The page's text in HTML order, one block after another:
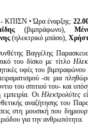
ΚΠΙΣΝ • Ώρα έναρξης:
(βιμπράφωνο),
(ηλεκτρικό μπάσο),
Βαγγέλης
του δίσκο με τίτλο
υφές του
-σε μια
του σπιτιού του- και
εμπειρία. ΟιΗλεκτρολύτες
αναζήτησης του
στη μουσική που
για την ανθρωπότητα.